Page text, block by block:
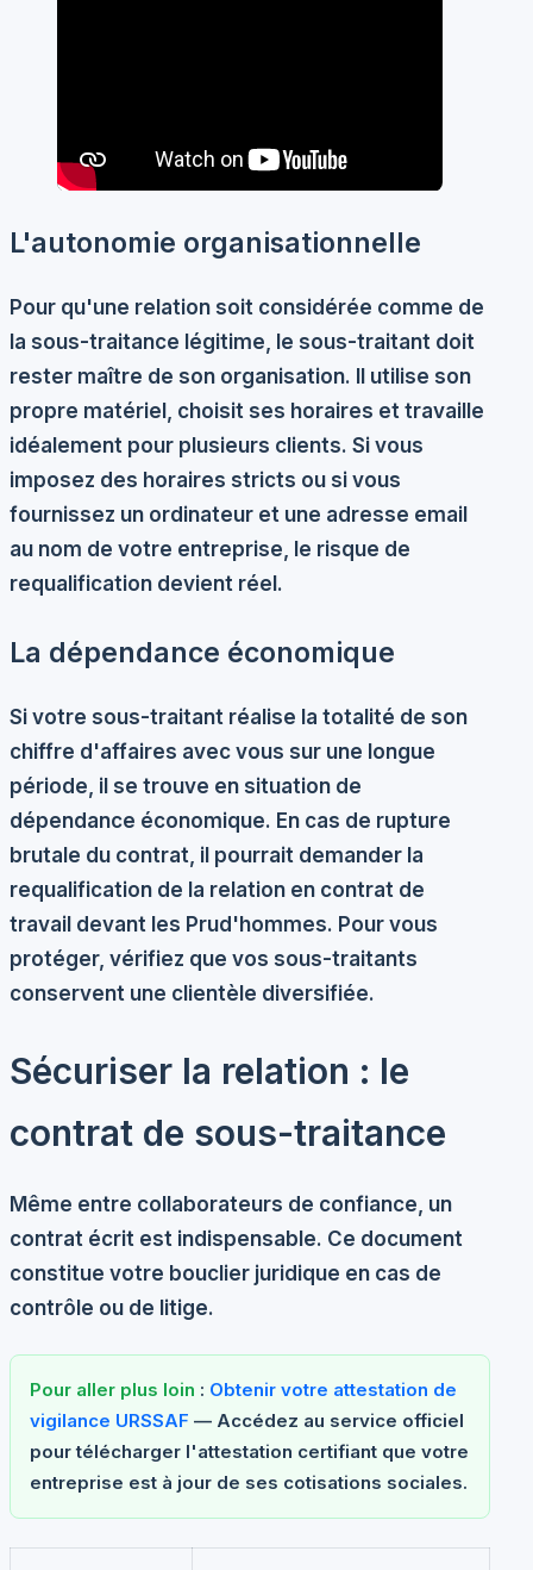
L'autonomie organisationnelle
Pour qu'une relation soit considérée comme de
la sous-traitance légitime, le sous-traitant doit
rester maître de son organisation. Il utilise son
propre matériel, choisit ses horaires et travaille
idéalement pour plusieurs clients. Si vous
imposez des horaires stricts ou si vous
fournissez un ordinateur et une adresse email
au nom de votre entreprise, le risque de
requalification devient réel.
La dépendance économique
Si votre sous-traitant réalise la totalité de son
chiffre d'affaires avec vous sur une longue
période, il se trouve en situation de
dépendance économique. En cas de rupture
brutale du contrat, il pourrait demander la
requalification de la relation en contrat de
travail devant les Prud'hommes. Pour vous
protéger, vérifiez que vos sous-traitants
conservent une clientèle diversifiée.
Sécuriser la relation : le
contrat de sous-traitance
Même entre collaborateurs de confiance, un
contrat écrit est indispensable. Ce document
constitue votre bouclier juridique en cas de
contrôle ou de litige.
Pour aller plus loin : Obtenir votre attestation de
vigilance URSSAF — Accédez au service officiel
pour télécharger l'attestation certifiant que votre
entreprise est à jour de ses cotisations sociales.